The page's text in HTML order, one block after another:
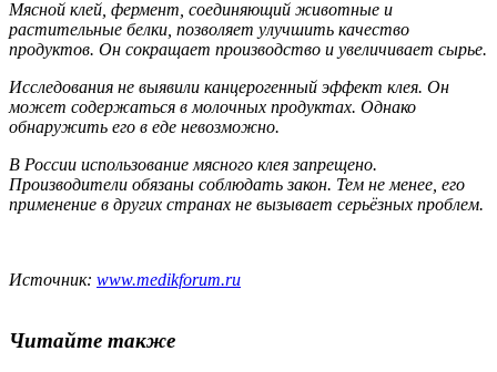
Мясной клей, фермент, соединяющий животные и
растительные белки, позволяет улучшить качество
продуктов. Он сокращает производство и увеличивает сырье.
Исследования не выявили канцерогенный эффект клея. Он
может содержаться в молочных продуктах. Однако
обнаружить его в еде невозможно.
В России использование мясного клея запрещено.
Производители обязаны соблюдать закон. Тем не менее, его
применение в других странах не вызывает серьёзных проблем.
Источник: www.medikforum.ru
Читайте также